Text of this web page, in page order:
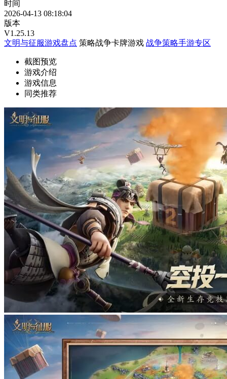
时间
2026-04-13 08:18:04
版本
V1.25.13
文明与征服游戏盘点 策略战争卡牌游戏 战争策略手游专区
截图预览
游戏介绍
游戏信息
同类推荐